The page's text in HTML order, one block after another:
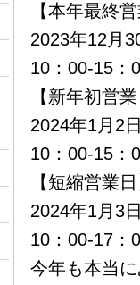
【本年最終
2023年12月
10：00-15：
【新年初営
2024年1月2
10：00-15：
【短縮営業
2024年1月3
10：00-17：
今年も本当